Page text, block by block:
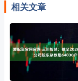
相关文章